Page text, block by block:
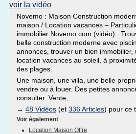
voir la vidéo
Novemo : Maison Construction
maison / Location vacances –
immobilier Novemo.com (vidéo) :
belle construction moderne avec
annonces, trouver un bien immobilier,
location vacances au soleil, à
des plages.
Une maison, une villa, une belle
vendre ou à louer. Des petites
consulter. Vente,...
→ 48 Vidéos (et 336 Articles) pour ce
Voir également :
Location Maison Offre